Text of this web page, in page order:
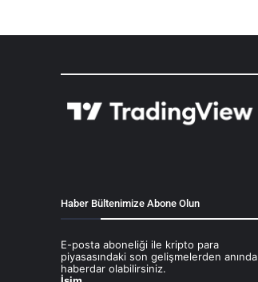
Haber Bültenimize Abone Olun
E-posta aboneliği ile kripto para
piyasasındaki son gelişmelerden anında
haberdar olabilirsiniz.